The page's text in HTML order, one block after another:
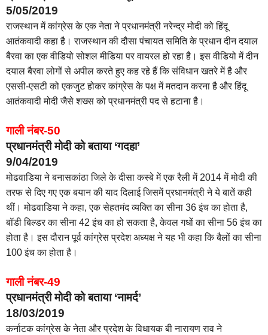
5/05/2019
राजस्थान में कांग्रेस के एक नेता ने प्रधानमंत्री नरेन्द्र मोदी को हिंदू
आतंकवादी कहा है। राजस्थान की दौसा पंचायत समिति के प्रधान दीन दयाल
बैरवा का एक वीडियो सोशल मीडिया पर वायरल हो रहा है। इस वीडियो में दीन
दयाल बैरवा लोगों से अपील करते हुए कह रहे हैं कि संविधान खतरे में है और
एससी-एसटी को एकजुट होकर कांग्रेस के पक्ष में मतदान करना है और हिंदू
आतंकवादी मोदी जैसे शख्स को प्रधानमंत्री पद से हटाना है।
गाली नंबर-50
प्रधानमंत्री मोदी को बताया ‘गदहा’
9/04/2019
मोढवाडिया ने बनासकांठा जिले के दीसा कस्बे में एक रैली में 2014 में मोदी की
तरफ से दिए गए एक बयान की याद दिलाई जिसमें प्रधानमंत्री ने ये बातें कही
थीं। मोढवाडिया ने कहा, एक सेहतमंद व्यक्ति का सीना 36 इंच का होता है,
बॉडी बिल्डर का सीना 42 इंच का हो सकता है, केवल गधों का सीना 56 इंच का
होता है। इस दौरान पूर्व कांग्रेस प्रदेश अध्यक्ष ने यह भी कहा कि बैलों का सीना
100 इंच का होता है।
गाली नंबर-49
प्रधानमंत्री मोदी को बताया ‘नामर्द’
18/03/2019
कर्नाटक कांग्रेस के नेता और प्रदेश के विधायक बी नारायण राव ने